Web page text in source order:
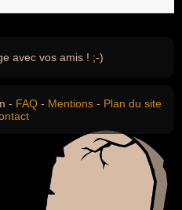
avec vos amis ! ;-)
- FAQ - Mentions - Plan du site